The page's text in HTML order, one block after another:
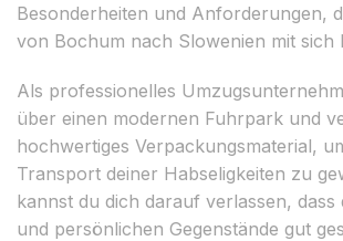
Besonderheiten und Anforderungen,
von Bochum nach Slowenien mit sich
Als professionelles
über einen modernen Fuhrpark und
hochwertiges Verpackungsmaterial,
Transport deiner Habseligkeiten zu
kannst du dich darauf verlassen, dass
und persönlichen Gegenstände gut